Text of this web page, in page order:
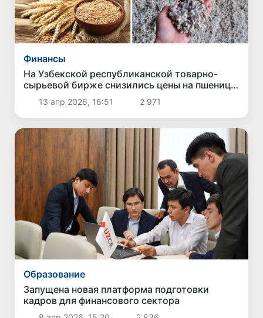
Финансы
На Узбекской республиканской товарно-
сырьевой бирже снизились цены на пшеницу,
технические семена и карбамид
13 апр 2026, 16:51 2 971
Образование
Запущена новая платформа подготовки
кадров для финансового сектора